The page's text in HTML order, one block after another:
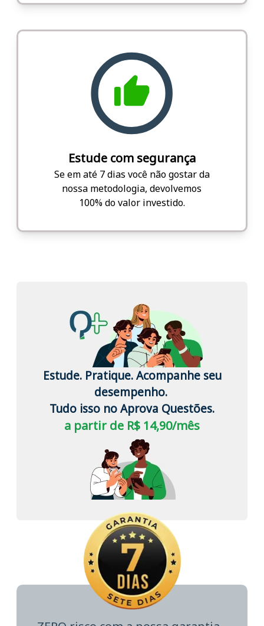
Estude com segurança
Se em até 7 dias você não gostar da
nossa metodologia, devolvemos
100% do valor investido.
Estude. Pratique. Acompanhe seu
desempenho.
Tudo isso no Aprova Questões.
a partir de R$ 14,90/mês